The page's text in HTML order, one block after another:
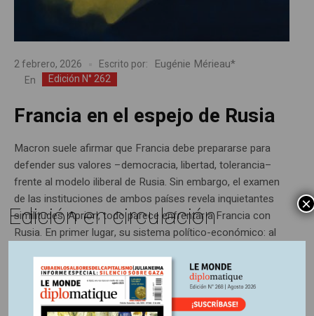
2 febrero, 2026 Escrito por: Eugénie Mérieau*
En Edición N° 262
Francia en el espejo de Rusia
Macron suele afirmar que Francia debe prepararse para
defender sus valores –democracia, libertad, tolerancia–
frente al modelo iliberal de Rusia. Sin embargo, el examen
de las instituciones de ambos países revela inquietantes
similitudes. Apriori, todo parece enfrentar a Francia con
Rusia. En primer lugar, su sistema político-económico: al
Edición en circulación ×